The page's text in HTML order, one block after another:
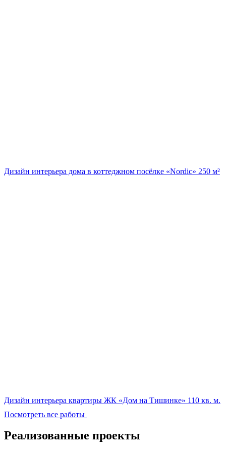
Дизайн интерьера дома в коттеджном посёлке «Nordic» 250 м²
Дизайн интерьера квартиры ЖК «Дом на Тишинке» 110 кв. м.
Посмотреть все работы
Реализованные проекты